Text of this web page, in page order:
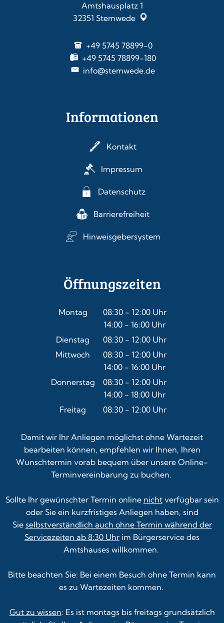
Amtshausplatz 1
32351 Stemwede
+49 5745 78899-0
+49 5745 78899-180
info@stemwede.de
Informationen
Kontakt
Impressum
Datenschutz
Barrierefreiheit
Hinweisgebersystem
Öffnungszeiten
Montag 08:30- 12:00Uhr
Von 08:30 bis 12:00 Uhr
14:00 - 16:00 Uhr
Von 14:00 bis 16:00 Uhr
Dienstag 08:30- 12:00Uhr
Von 08:30 bis 12:00 Uhr
Mittwoch 08:30- 12:00Uhr
Von 08:30 bis 12:00 Uhr
14:00 - 16:00 Uhr
Von 14:00 bis 16:00 Uhr
Donnerstag 08:30- 12:00Uhr
Von 08:30 bis 12:00 Uhr
14:00 - 18:00 Uhr
Von 14:00 bis 18:00 Uhr
Freitag 08:30- 12:00Uhr
Damit wir Ihr Anliegen möglichst ohne Wartezeit
bearbeiten können, empfehlen wir Ihnen, Ihren
Wunschtermin vorab bequem über unsere Online-
Terminvereinbarung zu buchen.
Sollte Ihr gewünschter Termin online nichtverfügbar sein
oder Sie ein kurzfristiges Anliegen haben, sind
Sie selbstverständlich auch ohne Termin während der
Servicezeiten ab 8:30 Uhr im Bürgerservice des
Amtshauses willkommen.
Bitte beachten Sie: Bei einem Besuch ohne Termin kann
es zu Wartezeiten kommen.
Gut zu wissen: Es ist montags bis freitags grundsätzlich